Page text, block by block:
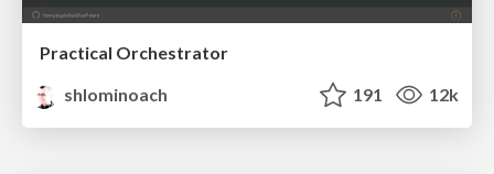
Practical Orchestrator
shlominoach
191 12k